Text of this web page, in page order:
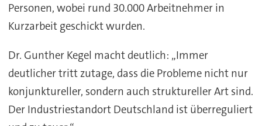
Personen, wobei rund 30.000 Arbeitnehmer in
Kurzarbeit geschickt wurden.
Dr. Gunther Kegel macht deutlich: „Immer
deutlicher tritt zutage, dass die Probleme nicht nur
konjunktureller, sondern auch struktureller Art sind.
Der Industriestandort Deutschland ist überreguliert